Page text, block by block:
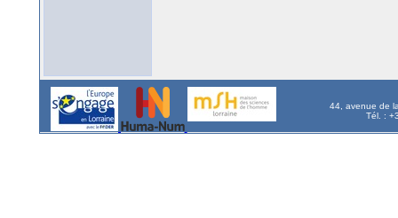
44, avenue de
Tél. :